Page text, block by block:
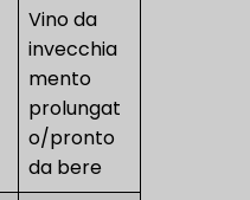
Vino da
invecchia
mento
prolungat
o/pronto
da bere